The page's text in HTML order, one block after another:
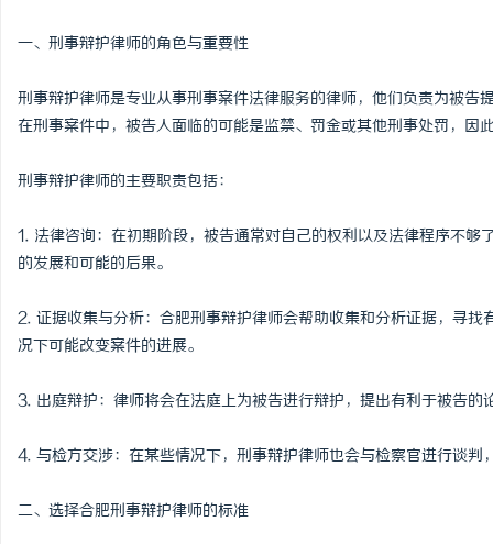
一、刑事辩护律师的角色与重要性
刑事辩护律师是专业从事刑事案件法律服务的律师，他们负责为被
在刑事案件中，被告人面临的可能是监禁、罚金或其他刑事处罚，因
刑事辩护律师的主要职责包括：
1. 法律咨询：在初期阶段，被告通常对自己的权利以及法律程序不
的发展和可能的后果。
2. 证据收集与分析：合肥刑事辩护律师会帮助收集和分析证据，寻
况下可能改变案件的进展。
3. 出庭辩护：律师将会在法庭上为被告进行辩护，提出有利于被告
4. 与检方交涉：在某些情况下，刑事辩护律师也会与检察官进行谈判
二、选择合肥刑事辩护律师的标准